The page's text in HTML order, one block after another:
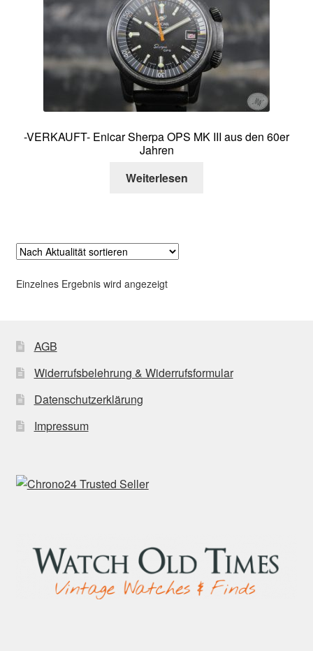
Über mich
-VERKAUFT- Enicar Sherpa OPS MK III aus den 60er
Jahren
Weiterlesen
Einzelnes Ergebnis wird angezeigt
AGB
Widerrufsbelehrung & Widerrufsformular
Datenschutzerklärung
Impressum